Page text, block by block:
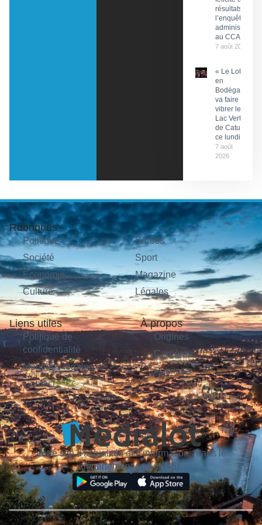
résultats de
l’enquête
administrative
au CCAS
7 août 2026
« Le Lot
en
Bodéga »
va faire
vibrer le
Lac Vert
de Catus
ce lundi
7 août
2026
Rubriques
Politique
Société
Économie
Culture
Sorties
Sport
Magazine
Légales
Liens utiles
Politique de
confidentialité
Mentions légales
Contact
À propos
Origines
Carrières
Publicité
Votre site d'actualités et d'informations dans le
département du Lot (46).